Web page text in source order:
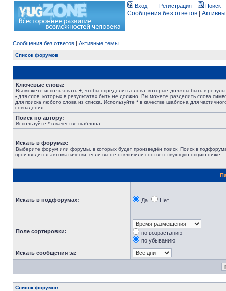
Вход Регистрация Поиск
Сообщения без ответов
Сообщения без ответов | Активные темы
Список форумов
Ключевые слова:
Вы можете использовать + , чтобы определить слова, которые должны быть в
- для слов, которых в результатах быть не должно. Вы можете разделить слова
для поиска любого слова из списка. Используйте * в качестве шаблона для
совпадения.
Поиск по автору:
Используйте * в качестве шаблона.
Искать в форумах:
Выберите форум или форумы, в которых будет произведён поиск. Поиск в
производится автоматически, если вы не отключили соответствующую опцию ниже.
Искать в подфорумах: Да Нет
Поле сортировки:
по возрастанию
по убыванию
Искать сообщения за:
Список форумов